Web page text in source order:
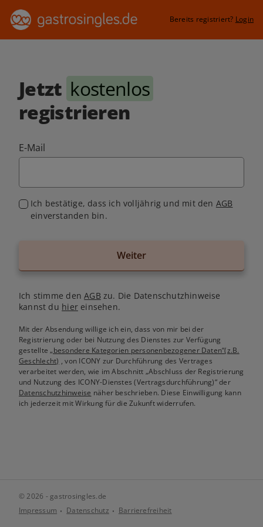
Bereits registriert? Login
Jetzt kostenlos
registrieren
E-Mail
Ich bestätige, dass ich volljährig und mit den AGB
einverstanden bin.
Weiter
Ich stimme denAGB zu. Die Datenschutzhinweise
kannst du hiereinsehen.
Mit der Absendung willige ich ein, dass von mir bei der
Registrierung oder bei Nutzung des Dienstes zur Verfügung
gestellte„besondere Kategorien personenbezogener Daten“(z.B.
Geschlecht) , von ICONY zur Durchführung des Vertrages
verarbeitet werden, wie im Abschnitt „Abschluss der Registrierung
und Nutzung des ICONY-Dienstes (Vertragsdurchführung)“ der
Datenschutzhinweise näher beschrieben. Diese Einwilligung kann
ich jederzeit mit Wirkung für die Zukunft widerrufen.
© 2026 - gastrosingles.de
Impressum
Datenschutz Barrierefreiheit